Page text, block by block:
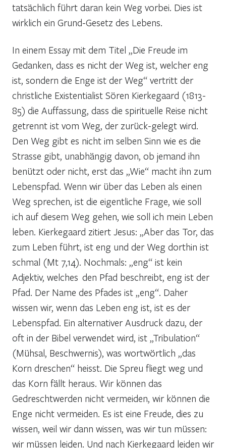
tatsächlich führt daran kein Weg vorbei. Dies ist
wirklich ein Grund-Gesetz des Lebens.
In einem Essay mit dem Titel „Die Freude im
Gedanken, dass es nicht der Weg ist, welcher eng
ist, sondern die Enge ist der Weg“ vertritt der
christliche Existentialist Sören Kierkegaard (1813-
85) die Auffassung, dass die spirituelle Reise nicht
getrennt ist vom Weg, der zurück-gelegt wird.
Den Weg gibt es nicht im selben Sinn wie es die
Strasse gibt, unabhängig davon, ob jemand ihn
benützt oder nicht, erst das „Wie“ macht ihn zum
Lebenspfad. Wenn wir über das Leben als einen
Weg sprechen, ist die eigentliche Frage, wie soll
ich auf diesem Weg gehen, wie soll ich mein Leben
leben. Kierkegaard zitiert Jesus: „Aber das Tor, das
zum Leben führt, ist eng und der Weg dorthin ist
schmal (Mt 7,14). Nochmals: „eng“ ist kein
Adjektiv, welches den Pfad beschreibt, eng ist der
Pfad. Der Name des Pfades ist „eng“. Daher
wissen wir, wenn das Leben eng ist, ist es der
Lebenspfad. Ein alternativer Ausdruck dazu, der
oft in der Bibel verwendet wird, ist „Tribulation“
(Mühsal, Beschwernis), was wortwörtlich „das
Korn dreschen“ heisst. Die Spreu fliegt weg und
das Korn fällt heraus. Wir können das
Gedreschtwerden nicht vermeiden, wir können die
Enge nicht vermeiden. Es ist eine Freude, dies zu
wissen, weil wir dann wissen, was wir tun müssen:
wir müssen leiden. Und nach Kierkegaard leiden wir